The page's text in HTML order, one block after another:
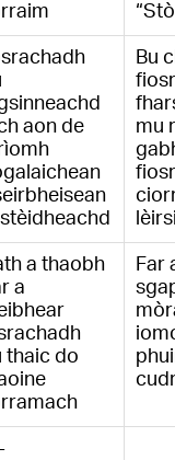
aon de
Bu
mu
a thaobh
a
thaic do
Far